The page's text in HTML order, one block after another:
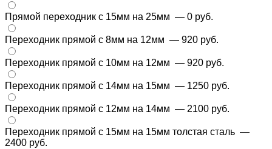
Прямой переходник с 15мм на 25мм — 0 руб.
Переходник прямой с 8мм на 12мм — 920 руб.
Переходник прямой с 10мм на 12мм — 920 руб.
Переходник прямой с 14мм на 15мм — 1250 руб.
Переходник прямой с 12мм на 14мм — 2100 руб.
Переходник прямой с 15мм на 15мм толстая сталь —
2400 руб.